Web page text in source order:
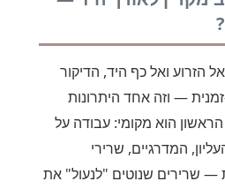
הזרוע ואל כף היד, הדיקור
— וזה אחד היתרונות
הראשון הוא מקומי: עבודה על
המדרגיים, שרירי
— שרירים שנוטים "לנעול" את